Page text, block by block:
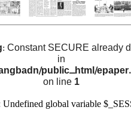
: Constant SECURE already
in
public_html/
on line 1